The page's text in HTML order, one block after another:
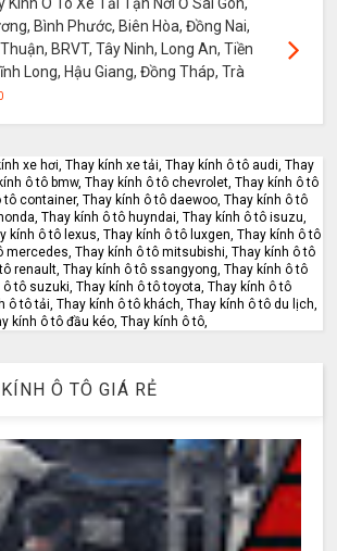
Bình Phước, Biên Hòa, Đồng Nai,
BRVT, Tây Ninh, Long An, Tiền
Long, Hậu Giang, Đồng Tháp, Trà
xe hơi, Thay kính xe tải, Thay kính ô tô audi, Thay
ô tô bmw, Thay kính ô tô chevrolet, Thay kính ô tô
tô container, Thay kính ô tô daewoo, Thay kính ô tô
Thay kính ô tô huyndai, Thay kính ô tô isuzu,
kính ô tô lexus, Thay kính ô tô luxgen, Thay kính ô tô
mercedes, Thay kính ô tô mitsubishi, Thay kính ô tô
renault, Thay kính ô tô ssangyong, Thay kính ô tô
ô tô suzuki, Thay kính ô tô toyota, Thay kính ô tô
ô tô tải, Thay kính ô tô khách, Thay kính ô tô du lịch,
kính ô tô đầu kéo, Thay kính ô tô,
Ô TÔ GIÁ RẺ